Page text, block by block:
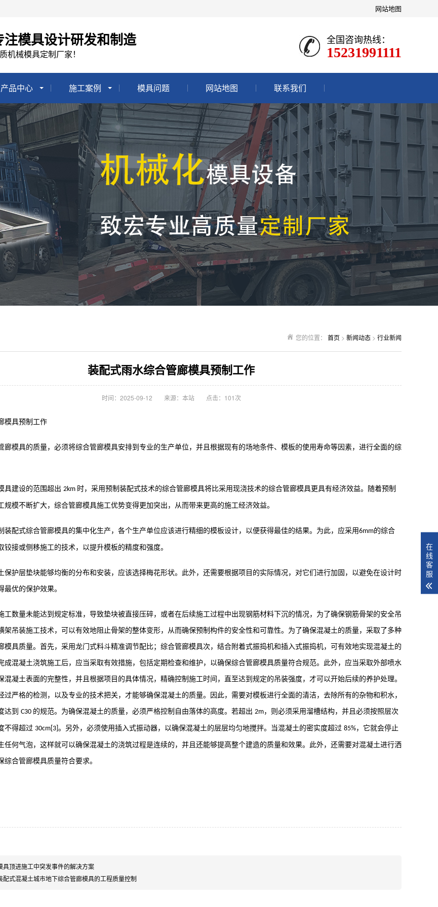
网站地图
注模具设计研发和制造
机械模具定制厂家！
全国咨询热线：
15231991111
产品中心 施工案例 模具问题 网站地图 联系我们
您的位置： 首页 > 新闻动态 > 行业新闻
装配式雨水综合管廊模具预制工作
时间：2025-09-12 来源：本站 点击：101次
模具预制工作
廊模具的质量，必须将综合管廊模具安排到专业的生产单位，并且根据现有的场地条件、模板的使用寿命等因素，进行全面的综
具建设的范围超出 2km 时，采用预制装配式技术的综合管廊模具将比采用现浇技术的综合管廊模具更具有经济效益。随着预制
规模不断扩大， 综合管廊模具施工优势变得更加突出，从而带来更高的施工经济效益。
装配式综合管廊模具的集中化生产，各个生产单位应该进行精细的模板设计，以便获得最佳的结果。为此，应采用6mm的综合
铰接或侧移施工的技术，以提升模板的精度和强度。
保护层垫块能够均衡的分布和安装，应该选择梅花形状。此外，还需要根据项目的实际情况，对它们进行加固，以避免在设计时
最优的保护效果。
工数量未能达到规定标准，导致垫块被直接压碎，或者在后续施工过程中出现钢筋材料下沉的情况，为了确保钢筋骨架的安全吊
架吊装施工技术，可以有效地阻止骨架的整体变形，从而确保预制构件的安全性和可靠性。为了确保混凝土的质量，采取了多种
模具质量。首先，采用龙门式料斗精准调节配比； 综合管廊模具次，结合附着式振捣机和插入式振捣机，可有效地实现混凝土的
成混凝土浇筑施工后，应当采取有效措施，包括定期检查和维护，以确保综合管廊模具质量符合规范。此外，应当采取外部喷水
混凝土表面的完整性，并且根据项目的具体情况，精确控制施工时间，直至达到规定的吊装强度，才可以开始后续的养护处理。
过严格的检测，以及专业的技术把关，才能够确保混凝土的质量。因此，需要对模板进行全面的清洁，去除所有的杂物和积水，
达到 C30 的规范。为确保混凝土的质量，必须严格控制自由落体的高度。若超出 2m，则必须采用溜槽结构，并且必须按照层次
不得超过 30cm[3] 。另外，必须使用插入式振动器，以确保混凝土的层层均匀地搅拌。当混凝土的密实度超过 85%，它就会停止
任何气泡，这样就可以确保混凝土的浇筑过程是连续的，并且还能够提高整个建造的质量和效果。此外，还需要对混凝土进行洒
综合管廊模具质量符合要求。
具顶进施工中突发事件的解决方案
配式混凝土城市地下综合管廊模具的工程质量控制
在
线
客
服